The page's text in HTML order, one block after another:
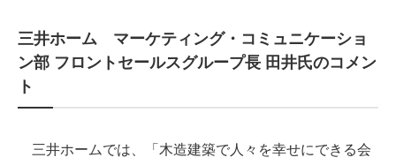
三井ホーム マーケティング・コミュニケーショ
ン部 フロントセールスグループ長 田井氏のコメン
ト
三井ホームでは、「木造建築で人々を幸せにできる会